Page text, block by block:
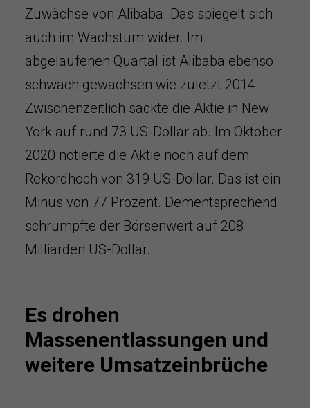
Zuwächse von Alibaba. Das spiegelt sich
auch im Wachstum wider. Im
abgelaufenen Quartal ist Alibaba ebenso
schwach gewachsen wie zuletzt 2014.
Zwischenzeitlich sackte die Aktie in New
York auf rund 73 US-Dollar ab. Im Oktober
2020 notierte die Aktie noch auf dem
Rekordhoch von 319 US-Dollar. Das ist ein
Minus von 77 Prozent. Dementsprechend
schrumpfte der Börsenwert auf 208
Milliarden US-Dollar.
Es drohen
Massenentlassungen und
weitere Umsatzeinbrüche